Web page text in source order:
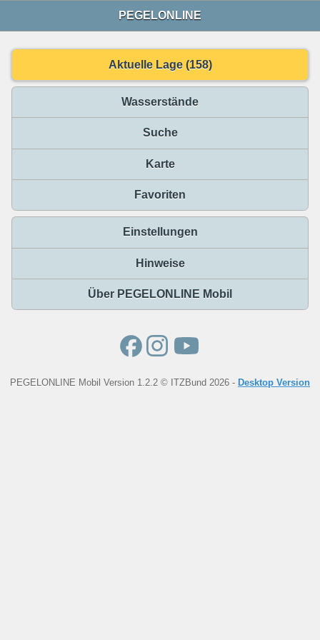
PEGELONLINE
Aktuelle Lage (158)
Wasserstände
Suche
Karte
Favoriten
Einstellungen
Hinweise
Über PEGELONLINE Mobil
PEGELONLINE Mobil Version 1.2.2 © ITZBund 2026 - Desktop Version